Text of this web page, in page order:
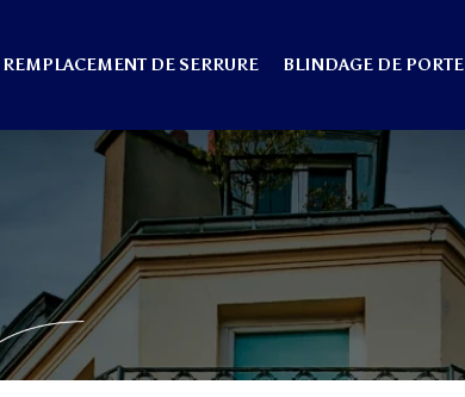
REMPLACEMENT DE SERRURE BLINDAGE DE PORTE